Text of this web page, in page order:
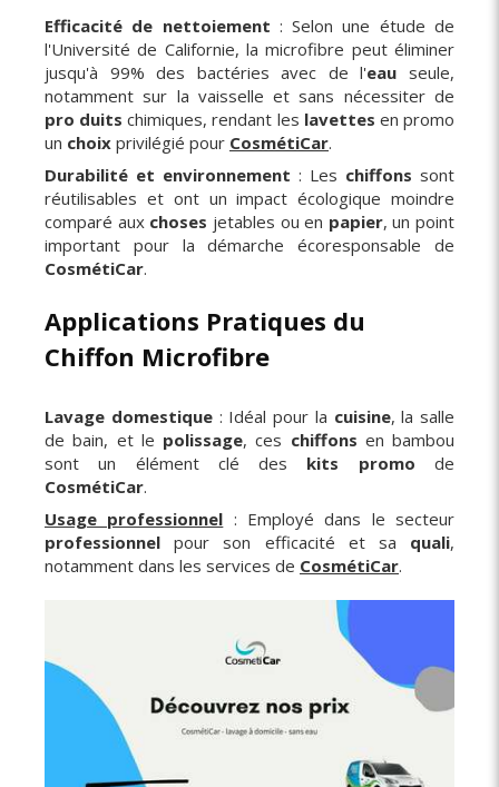
Efficacité de nettoiement : Selon une étude de
l'Université de Californie, la microfibre peut éliminer
jusqu'à 99% des bactéries avec de l'eau seule,
notamment sur la vaisselle et sans nécessiter de
pro duits chimiques, rendant les lavettes en promo
un choix privilégié pour CosmétiCar.
Durabilité et environnement : Les chiffons sont
réutilisables et ont un impact écologique moindre
comparé aux choses jetables ou en papier, un point
important pour la démarche écoresponsable de
CosmétiCar.
Applications Pratiques du
Chiffon Microfibre
Lavage domestique: Idéal pour la cuisine, la salle
de bain, et le polissage, ces chiffons en bambou
sont un élément clé des kits promo de
CosmétiCar.
Usage professionnel : Employé dans le secteur
professionnel pour son efficacité et sa quali,
notamment dans les services de CosmétiCar.